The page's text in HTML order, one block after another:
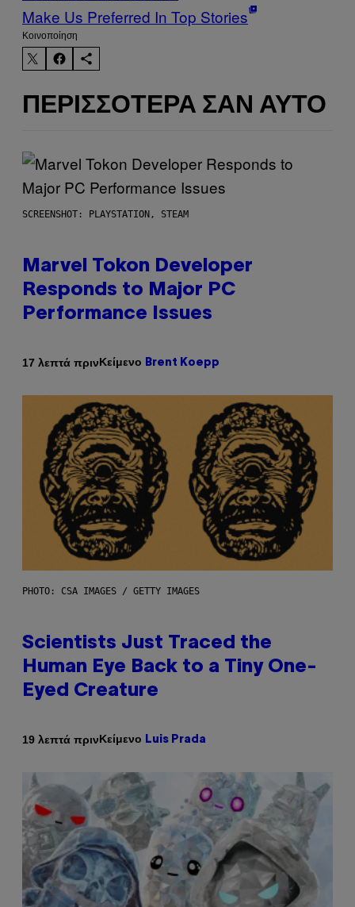
Make Us Preferred In Top Stories
Kοινοποίηση
ΠΕΡΙΣΣΌΤΕΡΑ ΣΑΝ ΑΥΤΌ
SCREENSHOT: PLAYSTATION, STEAM
Marvel Tokon Developer
Responds to Major PC
Performance Issues
17 λεπτά πρινΚείμενο Brent Koepp
PHOTO: CSA IMAGES / GETTY IMAGES
Scientists Just Traced the
Human Eye Back to a Tiny One-
Eyed Creature
19 λεπτά πρινΚείμενο Luis Prada